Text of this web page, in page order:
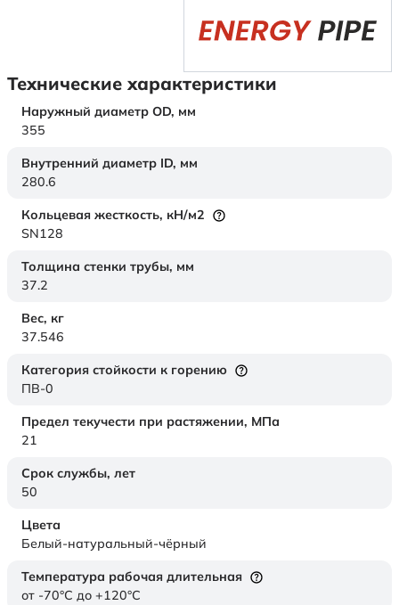
Технические характеристики
Наружный диаметр OD, мм
355
Внутренний диаметр ID, мм
280.6
Кольцевая жесткость, кН/м2
SN128
Толщина стенки трубы, мм
37.2
Вес, кг
37.546
Категория стойкости к горению
ПВ-0
Предел текучести при растяжении, МПа
21
Срок службы, лет
50
Цвета
Белый-натуральный-чёрный
Температура рабочая длительная
от -70°C до +120°C